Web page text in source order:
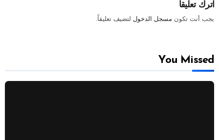
اترك تعليقاً
يجب أنت تكون مسجل الدخول لتضيف تعليقاً.
You Missed